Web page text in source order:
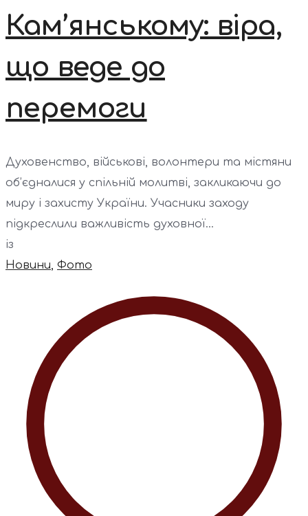
Кам’янському: віра,
що веде до
перемоги
Духовенство, військові, волонтери та містяни
об’єдналися у спільній молитві, закликаючи до
миру і захисту України. Учасники заходу
підкреслили важливість духовної...
із
Новини, Фото